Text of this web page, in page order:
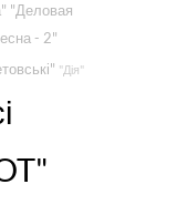
"Деловая
- 2"
"Дія"